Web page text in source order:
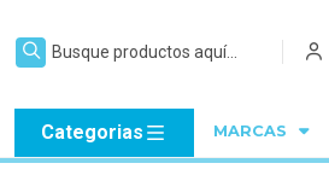
Categorias MARCAS